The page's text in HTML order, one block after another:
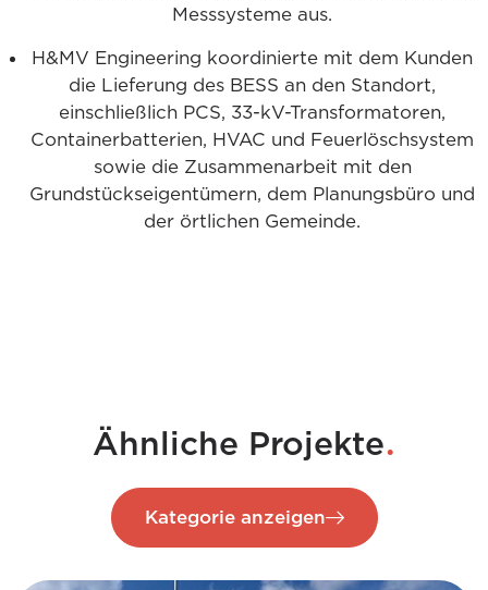
Messsysteme aus.
H&MV Engineering koordinierte mit dem Kunden
die Lieferung des BESS an den Standort,
einschließlich PCS, 33-kV-Transformatoren,
Containerbatterien, HVAC und Feuerlöschsystem
sowie die Zusammenarbeit mit den
Grundstückseigentümern, dem Planungsbüro und
der örtlichen Gemeinde.
Ähnliche Projekte.
Kategorie anzeigen